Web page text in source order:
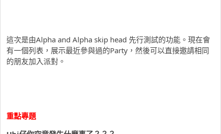
這次是由Alpha and Alpha skip head 先行測試的功能。現在會
有一個列表，展示最近參與過的Party，然後可以直接邀請相同
的朋友加入派對。
重點專題